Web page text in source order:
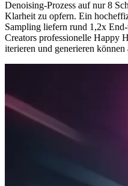
Denoising-Prozess auf nur 8
Klarheit zu opfern. Ein
Sampling liefern rund 1,2x
Creators professionelle Happy
iterieren und generieren